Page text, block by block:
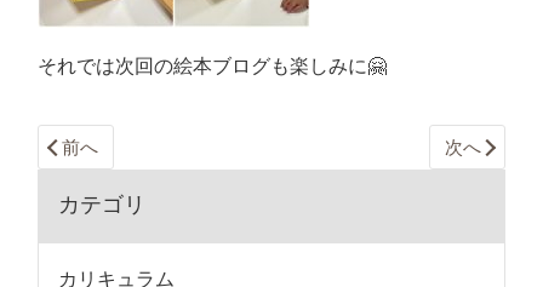
それでは次回の絵本ブログも楽しみに🤗
前へ 次へ
カテゴリ
カリキュラム